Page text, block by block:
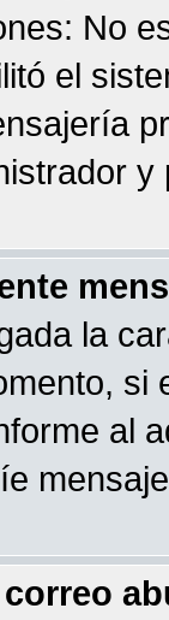
No
el
y
la
si
al